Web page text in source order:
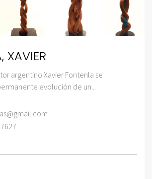
XAVIER
argentino Xavier Fontenla se
evolución de un...